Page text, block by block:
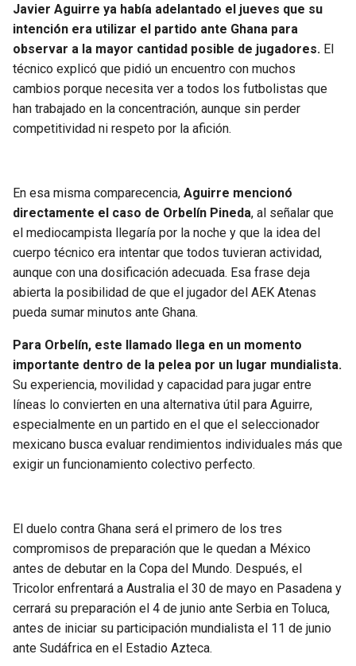
Javier Aguirre ya había adelantado el jueves que su
intención era utilizar el partido ante Ghana para
observar a la mayor cantidad posible de jugadores. El
técnico explicó que pidió un encuentro con muchos
cambios porque necesita ver a todos los futbolistas que
han trabajado en la concentración, aunque sin perder
competitividad ni respeto por la afición.
En esa misma comparecencia, Aguirre mencionó
directamente el caso de Orbelín Pineda, al señalar que
el mediocampista llegaría por la noche y que la idea del
cuerpo técnico era intentar que todos tuvieran actividad,
aunque con una dosificación adecuada. Esa frase deja
abierta la posibilidad de que el jugador del AEK Atenas
pueda sumar minutos ante Ghana.
Para Orbelín, este llamado llega en un momento
importante dentro de la pelea por un lugar mundialista.
Su experiencia, movilidad y capacidad para jugar entre
líneas lo convierten en una alternativa útil para Aguirre,
especialmente en un partido en el que el seleccionador
mexicano busca evaluar rendimientos individuales más que
exigir un funcionamiento colectivo perfecto.
El duelo contra Ghana será el primero de los tres
compromisos de preparación que le quedan a México
antes de debutar en la Copa del Mundo. Después, el
Tricolor enfrentará a Australia el 30 de mayo en Pasadena y
cerrará su preparación el 4 de junio ante Serbia en Toluca,
antes de iniciar su participación mundialista el 11 de junio
ante Sudáfrica en el Estadio Azteca.